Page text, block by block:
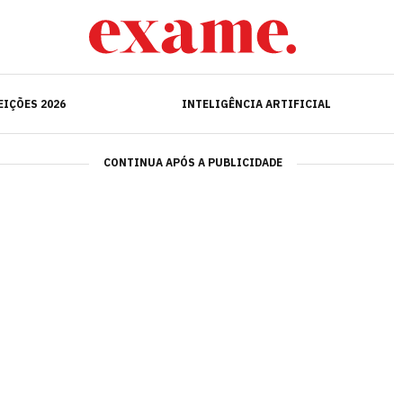
2026 INTELIGÊNCIA ARTIFICIAL
INTELIGÊNCIA ARTIFICIAL
CONTINUA APÓS A PUBLICIDADE